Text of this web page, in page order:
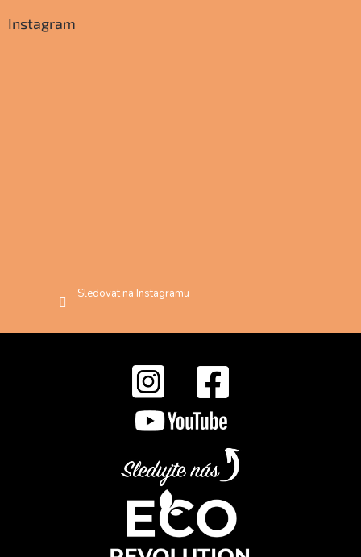
Instagram
Sledovat na Instagramu